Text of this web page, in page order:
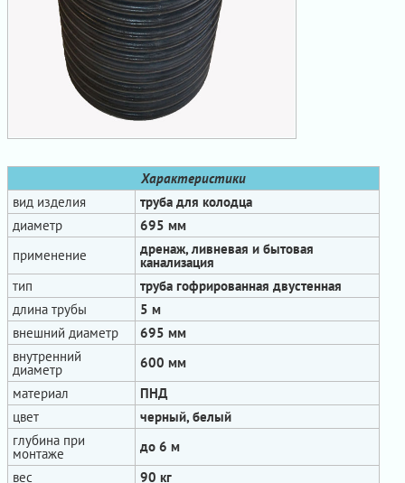
Характеристики
вид изделия
труба для колодца
диаметр
695 мм
применение
дренаж, ливневая и бытовая
канализация
тип
труба гофрированная двустенная
длина трубы
5 м
внешний диаметр
695 мм
внутренний
диаметр
600 мм
материал
ПНД
цвет
черный, белый
глубина при
монтаже
до 6 м
вес
90 кг